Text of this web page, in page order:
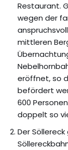
Restaurant.
wegen der
mittleren
eröffnet, so
befördert
600
doppelt so
Der